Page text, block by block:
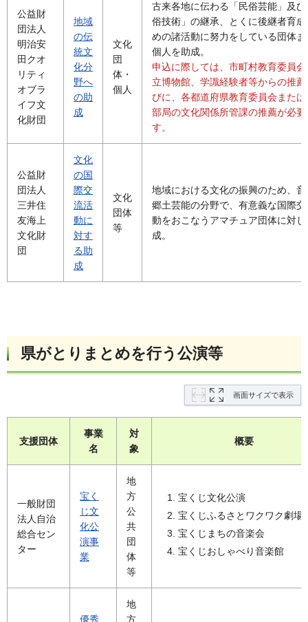
公益財
団法人
明治安
田クオ
リティ
オブラ
イフ文
化財団
地域
の伝
統文
化分
野へ
の助
成
文化
団
体・
個人
古来各地に伝わる「民俗芸能」及び
俗技術」の継承、とくに後継者育成
めの諸活動に努力をしている団体ま
個人を助成。
申込に際しては、市町村教育委員会
立博物館、学識経験者等からの推
びに、各都道府県教育委員会または
部局の文化関係所管課の推薦が必要
す。
公益財
団法人
三井住
友海上
文化財
団
文化
の国
際交
流活
動に
対す
る助
成
文化
団体
等
地域における文化の振興のため、音
郷土芸能の分野で、有意義な国際交
動をおこなうアマチュア団体に対し
成。
県がとりまとめを行う公演等
画面サイズで表示
支援団体
事業
名
対
象
概要
一般財団
法人自治
総合セン
ター
宝く
じ文
化公
演事
業
地
方
公
共
団
体
等
宝くじ文化公演
宝くじふるさとワクワク劇場
宝くじまちの音楽会
宝くじおしゃべり音楽館
優秀
地
方